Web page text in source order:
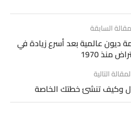
السابقة
ديون عالمية بعد أسرع زيادة في
منذ 1970
التالية
وكيف تنشئ خطتك الخاصة